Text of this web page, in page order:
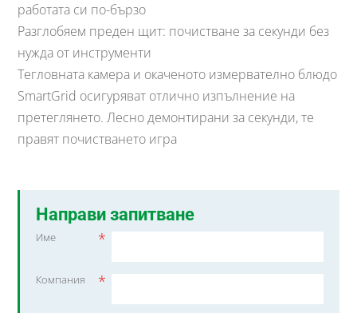
работата си по-бързо
Разглобяем преден щит: почистване за секунди без
нужда от инструменти
Тегловната камера и окаченото измервателно блюдо
SmartGrid осигуряват отлично изпълнение на
претеглянето. Лесно демонтирани за секунди, те
правят почистването игра
Направи запитване
Име *
Компания *